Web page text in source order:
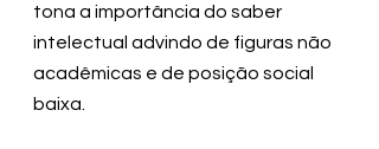
tona a importância do saber
intelectual advindo de figuras não
acadêmicas e de posição social
baixa.